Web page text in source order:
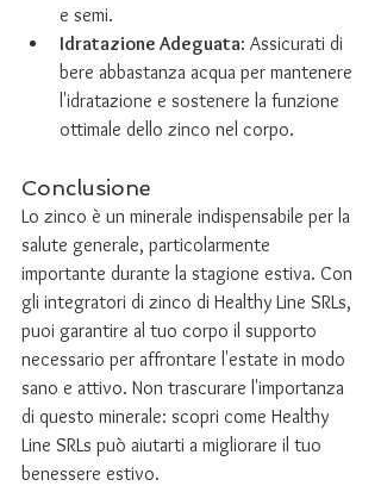
e semi.
Idratazione Adeguata: Assicurati di
bere abbastanza acqua per mantenere
l'idratazione e sostenere la funzione
ottimale dello zinco nel corpo.
Conclusione
Lo zinco è un minerale indispensabile per la
salute generale, particolarmente
importante durante la stagione estiva. Con
gli integratori di zinco di Healthy Line SRLs,
puoi garantire al tuo corpo il supporto
necessario per affrontare l'estate in modo
sano e attivo. Non trascurare l'importanza
di questo minerale: scopri come Healthy
Line SRLs può aiutarti a migliorare il tuo
benessere estivo.